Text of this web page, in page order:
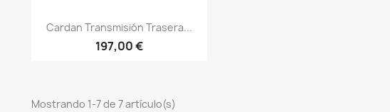
Vista rápida
Cardan Transmisión Trasera...
197,00 €
Mostrando 1-7 de 7 artículo(s)